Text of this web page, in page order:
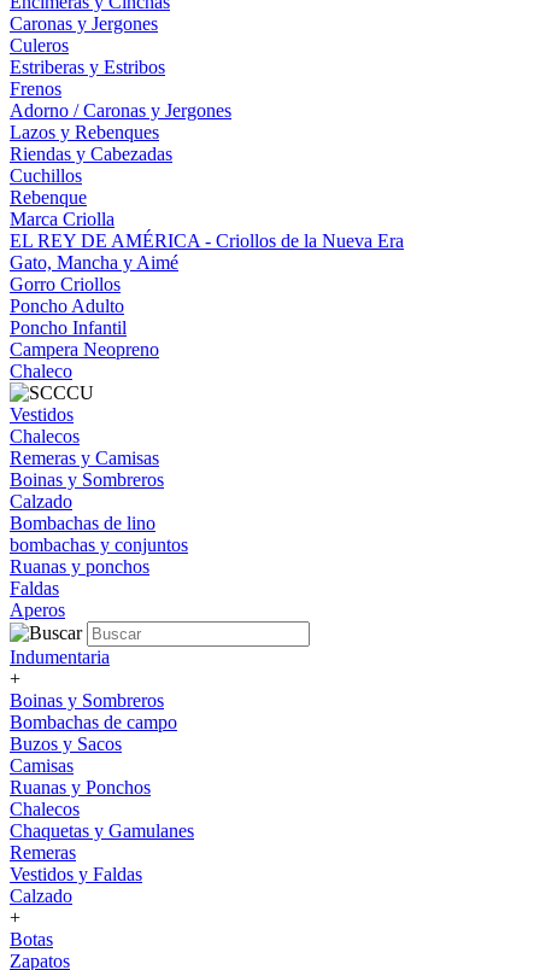
Caronas y Jergones
Culeros
Estriberas y Estribos
Frenos
Adorno / Caronas y Jergones
Lazos y Rebenques
Riendas y Cabezadas
Cuchillos
Rebenque
Marca Criolla
EL REY DE AMÉRICA - Criollos de la Nueva Era
Gato, Mancha y Aimé
Gorro Criollos
Poncho Adulto
Poncho Infantil
Campera Neopreno
Chaleco
Vestidos
Chalecos
Remeras y Camisas
Boinas y Sombreros
Calzado
Bombachas de lino
bombachas y conjuntos
Ruanas y ponchos
Faldas
Aperos
Indumentaria
+
Boinas y Sombreros
Bombachas de campo
Buzos y Sacos
Camisas
Ruanas y Ponchos
Chalecos
Chaquetas y Gamulanes
Remeras
Vestidos y Faldas
Calzado
+
Botas
Zapatos